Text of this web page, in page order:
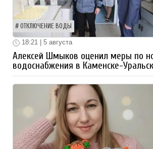
ОТКЛЮЧЕНИЕ ВОДЫ
18:21 | 5 августа
Алексей Шмыков оценил меры по
водоснабжения в Каменске-